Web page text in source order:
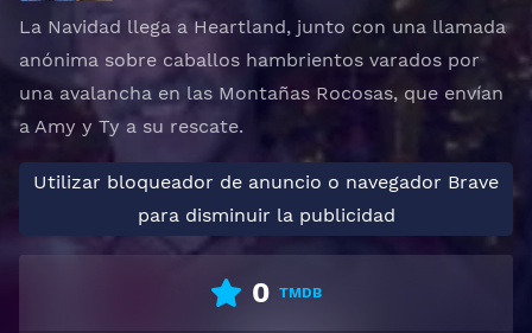
La Navidad llega a Heartland, junto con una llamada
anónima sobre caballos hambrientos varados por
una avalancha en las Montañas Rocosas, que envían
a Amy y Ty a su rescate.
Utilizar bloqueador de anuncio o navegador Brave
para disminuir la publicidad
0 TMDB